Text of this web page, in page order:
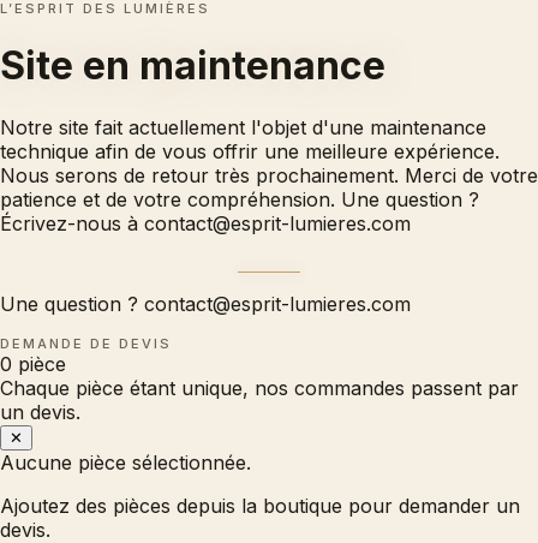
L’ESPRIT DES LUMIÈRES
Site en maintenance
Notre site fait actuellement l'objet d'une maintenance
technique afin de vous offrir une meilleure expérience.
Nous serons de retour très prochainement. Merci de votre
patience et de votre compréhension. Une question ?
Écrivez-nous à contact@esprit-lumieres.com
Une question ? contact@esprit-lumieres.com
DEMANDE DE DEVIS
0 pièce
Chaque pièce étant unique, nos commandes passent par
un devis.
✕
Aucune pièce sélectionnée.
Ajoutez des pièces depuis la boutique pour demander un
devis.